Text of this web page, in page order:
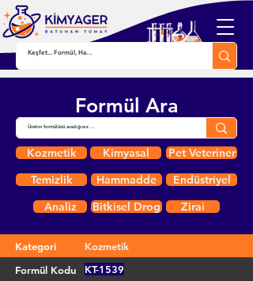
Formül Ara
Kozmetik Kimyasal
Pet Veteriner
Temizlik
Hammadde
Endüstriyel
Analiz
Bitkisel Drog Zirai
Kategori
Kozmetik
Formül Kodu
KT-1539